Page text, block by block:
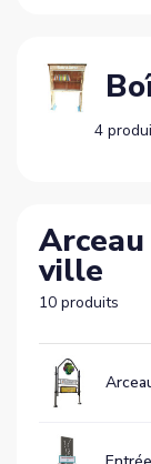
4
ville
10 produits